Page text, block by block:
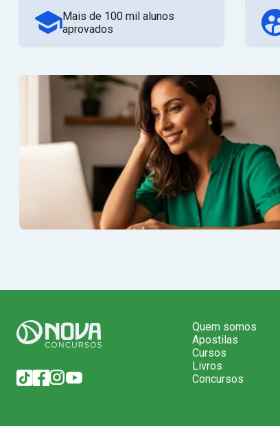
Mais de 100 mil alunos
aprovados
Quem somos
Apostilas
Cursos
Livros
Concursos